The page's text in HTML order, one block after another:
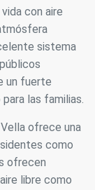
con aire
sistema
un fuerte
las familias.
ofrece una
como
ofrecen
libre como